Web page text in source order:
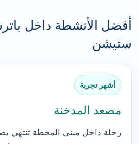
أفضل الأنشطة داخل
ستيشن
أشهر تجربة
مصعد المدخنة
رحلة داخل مبنى المحطة تنتهي